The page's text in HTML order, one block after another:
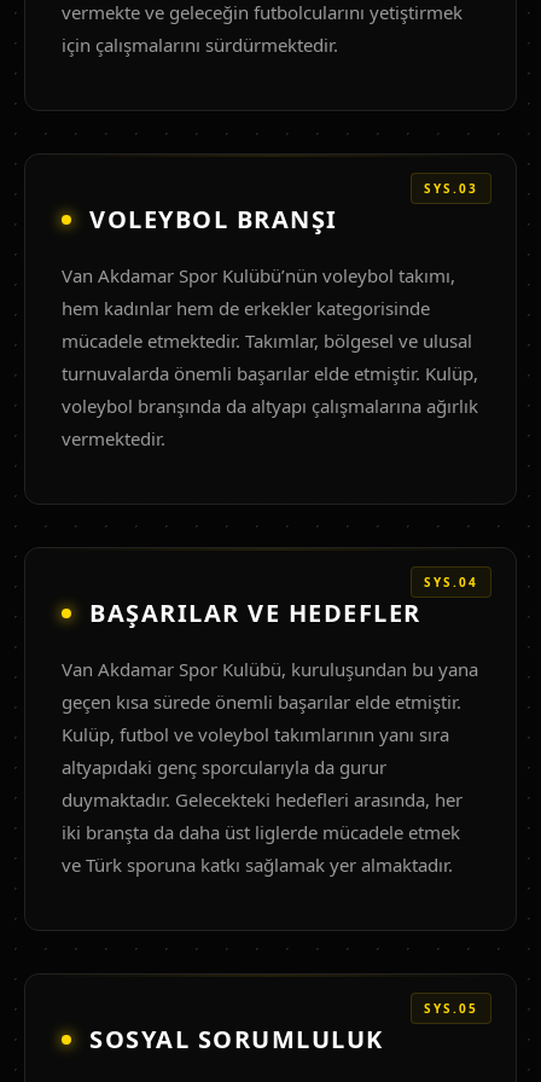
vermekte ve geleceğin futbolcularını yetiştirmek
için çalışmalarını sürdürmektedir.
SYS.03
VOLEYBOL BRANŞI
Van Akdamar Spor Kulübü’nün voleybol takımı,
hem kadınlar hem de erkekler kategorisinde
mücadele etmektedir. Takımlar, bölgesel ve ulusal
turnuvalarda önemli başarılar elde etmiştir. Kulüp,
voleybol branşında da altyapı çalışmalarına ağırlık
vermektedir.
SYS.04
BAŞARILAR VE HEDEFLER
Van Akdamar Spor Kulübü, kuruluşundan bu yana
geçen kısa sürede önemli başarılar elde etmiştir.
Kulüp, futbol ve voleybol takımlarının yanı sıra
altyapıdaki genç sporcularıyla da gurur
duymaktadır. Gelecekteki hedefleri arasında, her
iki branşta da daha üst liglerde mücadele etmek
ve Türk sporuna katkı sağlamak yer almaktadır.
SYS.05
SOSYAL SORUMLULUK